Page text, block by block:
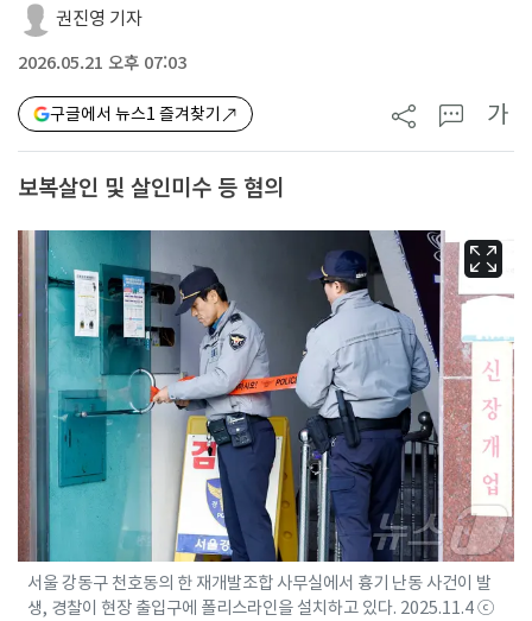
권진영 기자
2026.05.21 오후 07:03
구글에서 뉴스1 즐겨찾기 가
보복살인 및 살인미수 등 혐의
서울 강동구 천호동의 한 재개발조합 사무실에서 흉기 난동 사건이 발
생, 경찰이 현장 출입구에 폴리스라인을 설치하고 있다. 2025.11.4 ⓒ